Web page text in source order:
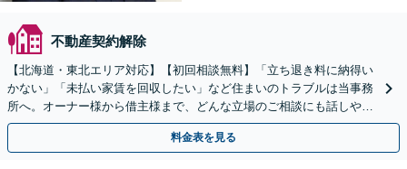
不動産契約解除
【北海道・東北エリア対応】【初回相談無料】「立ち退き料に納得い
かない」「未払い家賃を回収したい」など住まいのトラブルは当事務
所へ。オーナー様から借主様まで、どんな立場のご相談にも話しやす
い弁護士が対応します。ＷＥＢ面談可。
料金表を見る